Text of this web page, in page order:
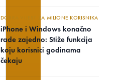
DOBRA VIJEST ZA MILIONE KORISNIKA
iPhone i Windows konačno
rade zajedno: Stiže funkcija
koju korisnici godinama
čekaju